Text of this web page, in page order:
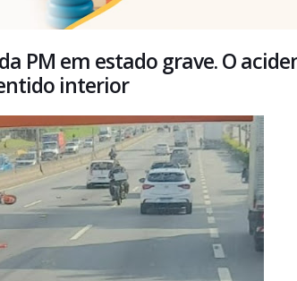
PM em estado grave. O
interior